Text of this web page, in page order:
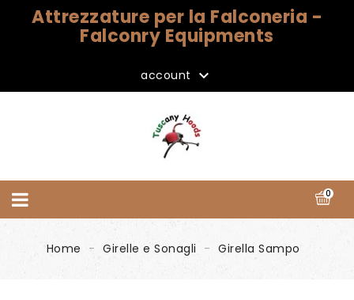
Attrezzature per la Falconeria -
Falconry Equipments
account 
0
Home Girelle e Sonagli Girella Sampo